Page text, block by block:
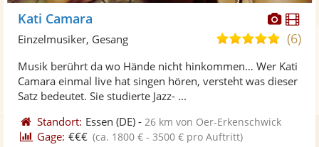
Fotos
Kati Camara
5,0
5
(6)
Einzelmusiker, Gesang
Musik berührt da wo Hände nicht hinkommen… Wer Kati
Camara einmal live hat singen hören, versteht was dieser
Satz bedeutet. Sie studierte Jazz- ...
Standort: Essen (DE) - 26 km von Oer-Erkenschwick
Gage: €€€ (ca. 1800 € - 3500 € pro Auftritt)